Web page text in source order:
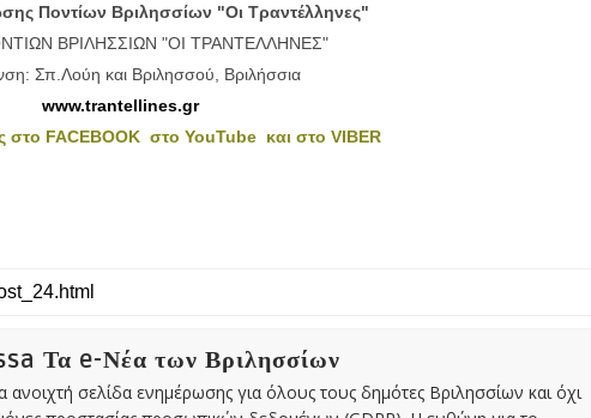
Ποντίων Βριλησσίων "Οι Τραντέλληνες"
ΒΡΙΛΗΣΣΙΩΝ "ΟΙ ΤΡΑΝΤΕΛΛΗΝΕΣ"
Σπ.Λούη και Βριλησσού, Βριλήσσια
www.trantellines.gr
στο FACEBOOK στο YouTube και στο VIBER
Τα e-Νέα των Βριλησσίων
ανοιχτή σελίδα ενημέρωσης για όλους τους δημότες Βριλησσίων και όχι